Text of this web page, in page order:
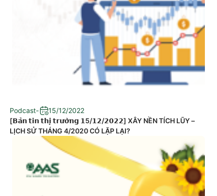
Podcast-
15/12/2022
[𝗕𝗮̉𝗻 𝘁𝗶𝗻 𝘁𝗵𝗶̣ 𝘁𝗿𝘂̛𝗼̛̀𝗻𝗴 𝟭5/𝟭𝟮/𝟮𝟬𝟮𝟮] XÂY NỀN TÍCH LŨY –
LỊCH SỬ THÁNG 4/2020 CÓ LẶP LẠI?